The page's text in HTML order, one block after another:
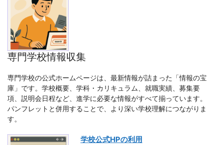
専門学校情報収集
専門学校の公式ホームページは、最新情報が詰まった「情報の宝
庫」です。学校概要、学科・カリキュラム、就職実績、募集要
項、説明会日程など、進学に必要な情報がすべて揃っています。
パンフレットと併用することで、より深い学校理解につながりま
す。
学校公式HPの利用